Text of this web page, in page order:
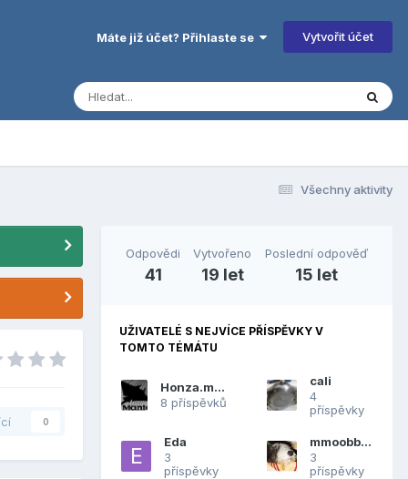
Máte již účet? Přihlaste se Vytvořit účet
Všechny aktivity
0
Odpovědi
41
Vytvořeno
19 let
Poslední odpověď
15 let
UŽIVATELÉ S NEJVÍCE PŘÍSPĚVKY V
TOMTO TÉMÁTU
Honza.manta
8 příspěvků
cali
4
příspěvky
Eda
3
příspěvky
mmoobbyy
3
příspěvky